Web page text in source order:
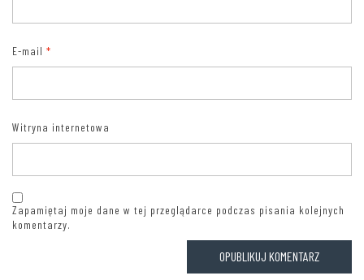
E-mail *
Witryna internetowa
Zapamiętaj moje dane w tej przeglądarce podczas pisania kolejnych
komentarzy.